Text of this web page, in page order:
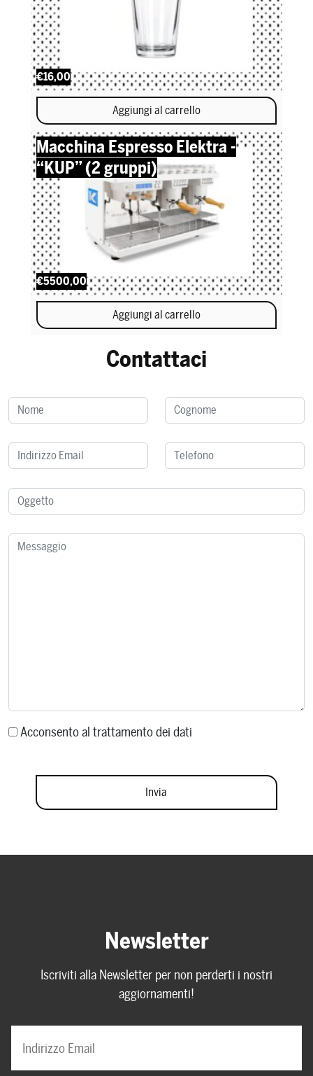
€16,00
Aggiungi al carrello
Macchina Espresso Elektra -
“KUP” (2 gruppi)
€5500,00
Aggiungi al carrello
Contattaci
Acconsento al trattamento dei dati
Newsletter
Iscriviti alla Newsletter per non perderti i nostri
aggiornamenti!